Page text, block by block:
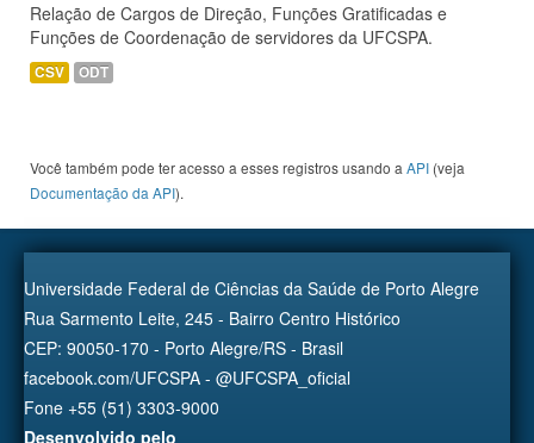
Relação de Cargos de Direção, Funções Gratificadas e
Funções de Coordenação de servidores da UFCSPA.
CSV ODT
Você também pode ter acesso a esses registros usando a API (veja
Documentação da API).
Universidade Federal de Ciências da Saúde de Porto Alegre
Rua Sarmento Leite, 245 - Bairro Centro Histórico
CEP: 90050-170 - Porto Alegre/RS - Brasil
facebook.com/UFCSPA - @UFCSPA_oficial
Fone +55 (51) 3303-9000
Desenvolvido pelo